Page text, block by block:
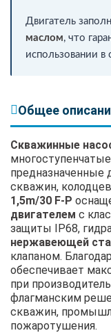
Двигатель
маслом, что
использовании в
Общее
Скважинные
скважин,
1,5m/30 F-P
двигателем с
защиты IP68,
нержавеющей
клапаном.
обеспечивает
при
флагманским
скважин,
пожаротушения.